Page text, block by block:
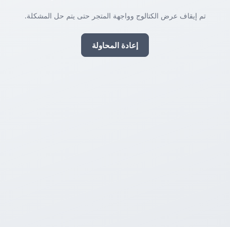
تم إيقاف عرض الكتالوج وواجهة المتجر حتى يتم حل المشكلة.
إعادة المحاولة